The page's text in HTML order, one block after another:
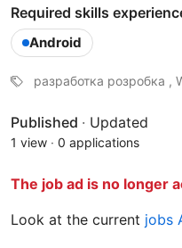
Required skills
Android
разработка розробка ,
Published · Updated
1 view · 0 applications
The job ad is no longer
Look at the current jobs